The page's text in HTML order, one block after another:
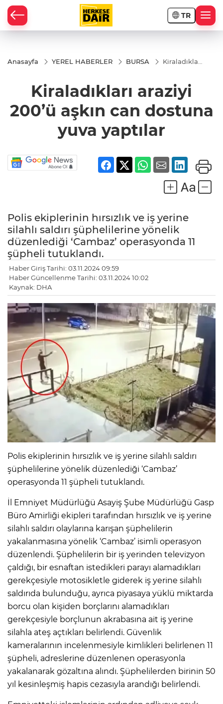
TR
Anasayfa YEREL HABERLER BURSA
Kiraladıkları
can
dostuna
yuva
yaptılar
Kiraladıkları araziyi
200’ü aşkın can dostuna
yuva yaptılar
Polis ekiplerinin hırsızlık ve iş yerine
silahlı saldırı şüphelilerine yönelik
düzenlediği ‘Cambaz’ operasyonda 11
şüpheli tutuklandı.
Haber Giriş Tarihi: 03.11.2024 09:59
Haber Güncellenme Tarihi: 03.11.2024 10:02
Kaynak: DHA
Polis ekiplerinin hırsızlık ve iş yerine silahlı saldırı
şüphelilerine yönelik düzenlediği ‘Cambaz’
operasyonda 11 şüpheli tutuklandı.
İl Emniyet Müdürlüğü Asayiş Şube Müdürlüğü Gasp
Büro Amirliği ekipleri tarafından hırsızlık ve iş yerine
silahlı saldırı olaylarına karışan şüphelilerin
yakalanmasına yönelik ‘Cambaz’ isimli operasyon
düzenlendi. Şüphelilerin bir iş yerinden televizyon
çaldığı, bir esnaftan istedikleri parayı alamadıkları
gerekçesiyle motosikletle giderek iş yerine silahlı
saldırıda bulunduğu, ayrıca piyasaya yüklü miktarda
borcu olan kişiden borçlarını alamadıkları
gerekçesiyle borçlunun akrabasına ait iş yerine
silahla ateş açtıkları belirlendi. Güvenlik
kameralarının incelenmesiyle kimlikleri belirlenen 11
şüpheli, adreslerine düzenlenen operasyonla
yakalanarak gözaltına alındı. Şüphelilerden birinin 50
yıl kesinleşmiş hapis cezasıyla arandığı belirlendi.